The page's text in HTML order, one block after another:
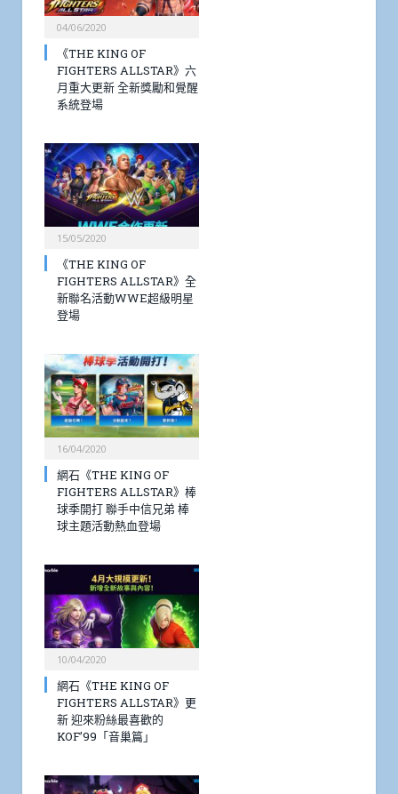
04/06/2020
《THE KING OF
FIGHTERS ALLSTAR》六
月重大更新 全新獎勵和覺醒
系統登場
15/05/2020
《THE KING OF
FIGHTERS ALLSTAR》全
新聯名活動WWE超級明星
登場
16/04/2020
網石《THE KING OF
FIGHTERS ALLSTAR》棒
球季開打 聯手中信兄弟 棒
球主題活動熱血登場
10/04/2020
網石《THE KING OF
FIGHTERS ALLSTAR》更
新 迎來粉絲最喜歡的
KOF’99「音巢篇」